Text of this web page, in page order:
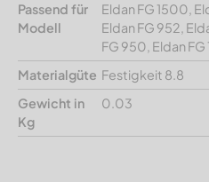
Passend für
Modell
Eldan FG 1500,
Eldan FG 952,
FG 950, Eldan FG
Materialgüte Festigkeit 8.8
Gewicht in
Kg
0.03